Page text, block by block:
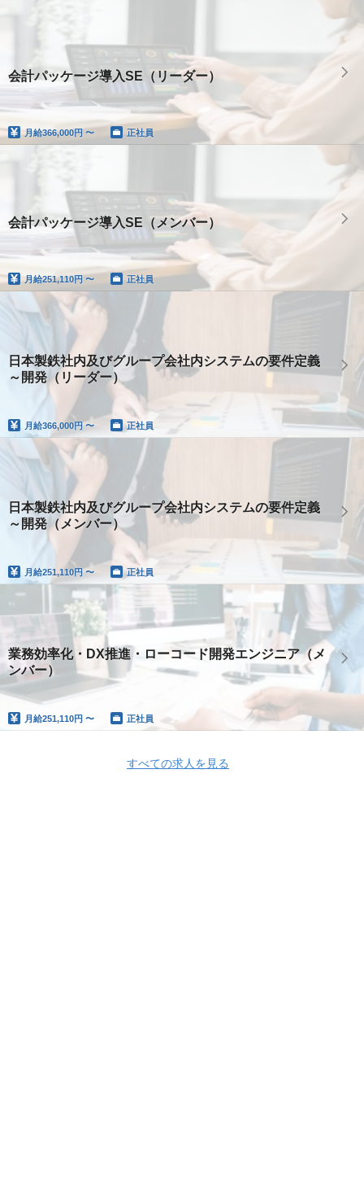
会計パッケージ導入SE（リーダー）
月給366,000円 〜 正社員
会計パッケージ導入SE（メンバー）
月給251,110円 〜 正社員
日本製鉄社内及びグループ会社内システムの要件定義
～開発（リーダー）
月給366,000円 〜 正社員
日本製鉄社内及びグループ会社内システムの要件定義
～開発（メンバー）
月給251,110円 〜 正社員
業務効率化・DX推進・ローコード開発エンジニア（メ
ンバー）
月給251,110円 〜 正社員
すべての求人を見る